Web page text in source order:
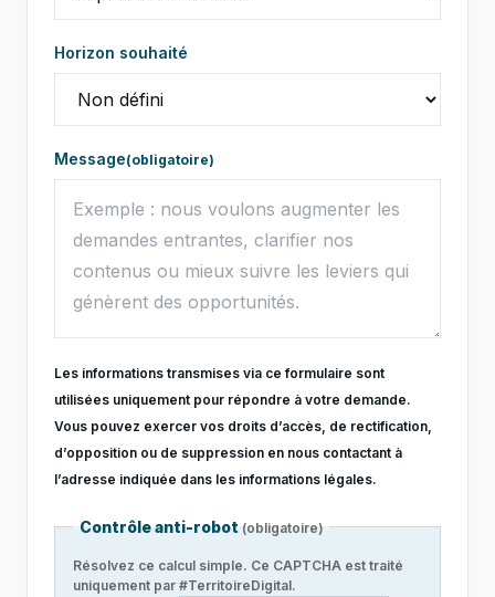
Horizon souhaité
Message(obligatoire)
Les informations transmises via ce formulaire sont
utilisées uniquement pour répondre à votre demande.
Vous pouvez exercer vos droits d’accès, de rectification,
d’opposition ou de suppression en nous contactant à
l’adresse indiquée dans les informations légales.
Contrôle anti-robot (obligatoire)
Résolvez ce calcul simple. Ce CAPTCHA est traité
uniquement par #TerritoireDigital.